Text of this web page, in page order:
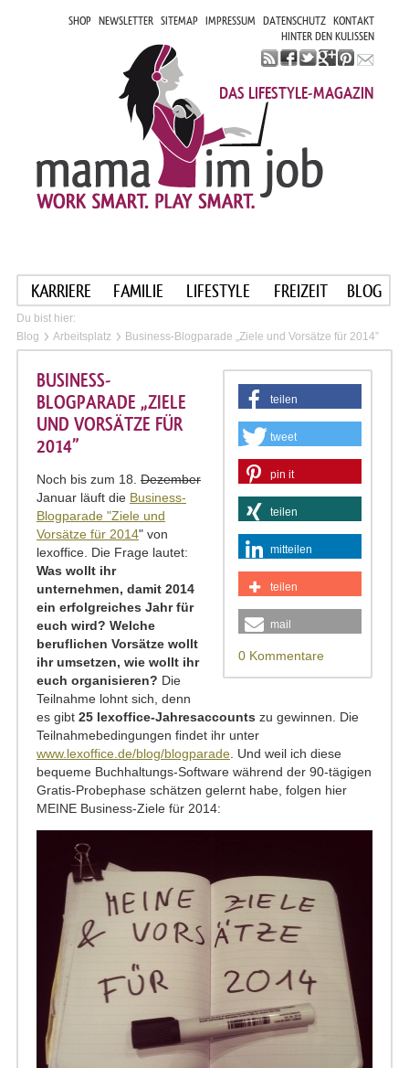
SHOP NEWSLETTER SITEMAP IMPRESSUM DATENSCHUTZ KONTAKT
HINTER DEN KULISSEN
DAS LIFESTYLE-MAGAZIN
KARRIERE FAMILIE LIFESTYLE FREIZEIT BLOG
Du bist hier:
Blog
Arbeitsplatz Business-Blogparade „Ziele und Vorsätze für 2014”
teilen
tweet
pin it
teilen
mitteilen
teilen
mail
0 Kommentare
BUSINESS-
BLOGPARADE „ZIELE
UND VORSÄTZE FÜR
2014”
Noch bis zum 18. Dezember
Januar läuft die Business-
Blogparade "Ziele und
Vorsätze für 2014" von
lexoffice. Die Frage lautet:
Was wollt ihr
unternehmen, damit 2014
ein erfolgreiches Jahr für
euch wird? Welche
beruflichen Vorsätze wollt
ihr umsetzen, wie wollt ihr
euch organisieren? Die
Teilnahme lohnt sich, denn
es gibt 25 lexoffice-Jahresaccounts zu gewinnen. Die
Teilnahmebedingungen findet ihr unter
www.lexoffice.de/blog/blogparade . Und weil ich diese
bequeme Buchhaltungs-Software während der 90-tägigen
Gratis-Probephase schätzen gelernt habe, folgen hier
MEINE Business-Ziele für 2014: